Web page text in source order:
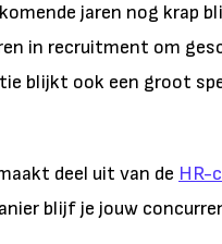
jaren nog krap
in recruitment om
blijkt ook een groot
deel uit van de HR-
blijf je jouw